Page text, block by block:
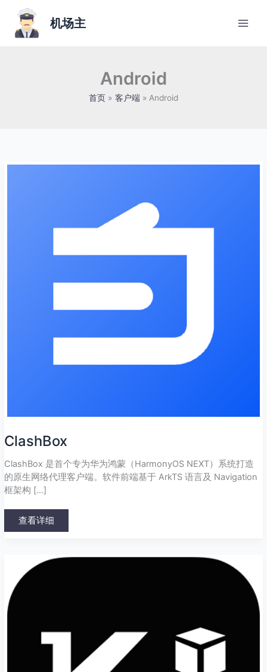
机场主
Android
首页 客户端 Android
ClashBox
ClashBox 是首个专为华为鸿蒙（HarmonyOS NEXT）系统打造
的原生网络代理客户端。软件前端基于 ArkTS 语言及 Navigation
框架构 […]
ClashBox
查看详细
V2Box